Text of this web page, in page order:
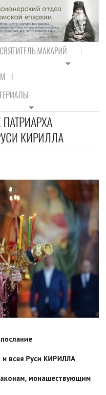
СВЯТИТЕЛЬ МАКАРИЙ
КИРИЛЛА
всея Руси КИРИЛЛА
монашествующим